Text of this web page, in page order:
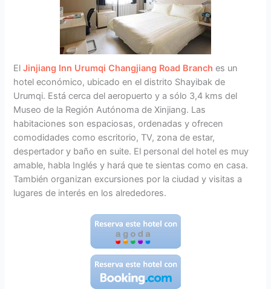
ElJinjiang Inn Urumqi Changjiang Road Branch es un
hotel económico, ubicado en el distrito Shayibak de
Urumqi. Está cerca del aeropuerto y a sólo 3,4 kms del
Museo de la Región Autónoma de Xinjiang. Las
habitaciones son espaciosas, ordenadas y ofrecen
comodidades como escritorio, TV, zona de estar,
despertador y baño en suite. El personal del hotel es muy
amable, habla Inglés y hará que te sientas como en casa.
También organizan excursiones por la ciudad y visitas a
lugares de interés en los alrededores.